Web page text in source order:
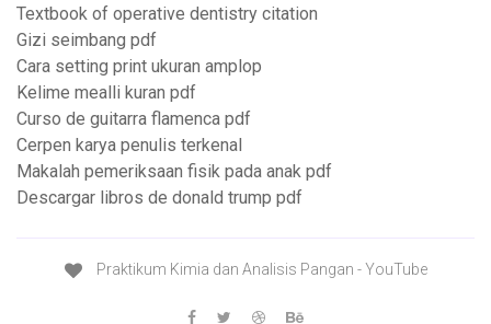
Textbook of operative dentistry citation
Gizi seimbang pdf
Cara setting print ukuran amplop
Kelime mealli kuran pdf
Curso de guitarra flamenca pdf
Cerpen karya penulis terkenal
Makalah pemeriksaan fisik pada anak pdf
Descargar libros de donald trump pdf
Praktikum Kimia dan Analisis Pangan - YouTube